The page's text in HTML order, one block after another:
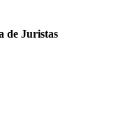
de Juristas